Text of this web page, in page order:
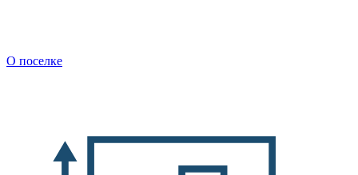
О поселке